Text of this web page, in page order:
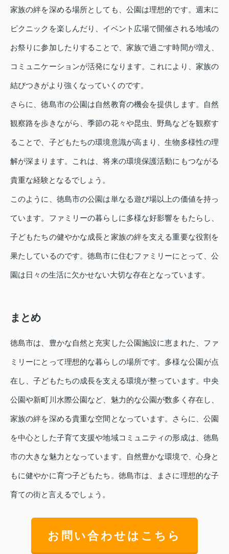
家族の絆を深める場所としても、公園は理想的です。週末に
ピクニックを楽しんだり、イベント広場で開催される地域の
お祭りに参加したりすることで、家族で過ごす時間が増え、
コミュニケーションが活発になります。これにより、家族の
結びつきがより強くなっていくのです。
さらに、徳島市の公園は自然教育の機会を提供します。自然
観察路を歩きながら、季節の花々や昆虫、野鳥などを観察す
ることで、子どもたちの環境意識が高まり、生物多様性の理
解が深まります。これは、将来の環境保護活動にもつながる
貴重な経験となるでしょう。
このように、徳島市の公園は単なる遊び場以上の価値を持っ
ています。ファミリーの暮らしに多様な好影響をもたらし、
子どもたちの健やかな成長と家族の絆を支える重要な役割を
果たしているのです。徳島市に住むファミリーにとって、公
園は日々の生活に欠かせない大切な存在となっています。
まとめ
徳島市は、豊かな自然と充実した公園施設に恵まれた、ファ
ミリーにとって理想的な暮らしの場所です。多様な公園が点
在し、子どもたちの成長を支える環境が整っています。中央
公園や新町川水際公園など、魅力的な公園が数多く存在し、
家族の絆を深める貴重な空間となっています。さらに、公園
を中心とした子育て支援や地域コミュニティの形成は、徳島
市の大きな魅力となっています。自然豊かな環境で、心身と
もに健やかに育つ子どもたち。徳島市は、まさに理想的な子
育ての街と言えるでしょう。
お問い合わせはこちら